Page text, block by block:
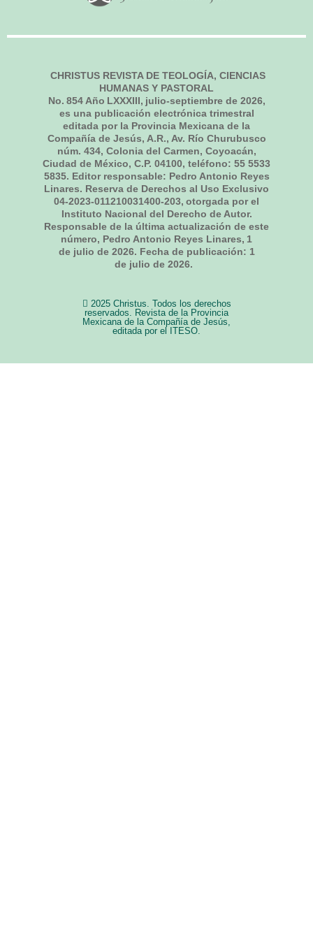
CHRISTUS REVISTA DE TEOLOGÍA, CIENCIAS
HUMANAS Y PASTORAL
No. 854Año LXXXIII, julio-septiembre de 2026,
es una publicación electrónica trimestral
editada por la Provincia Mexicana de la
Compañía de Jesús, A.R., Av. Río Churubusco
núm. 434, Colonia del Carmen, Coyoacán,
Ciudad de México, C.P. 04100, teléfono: 55 5533
5835. Editor responsable: Pedro Antonio Reyes
Linares. Reserva de Derechos al Uso Exclusivo
04-2023-011210031400-203, otorgada por el
Instituto Nacional del Derecho de Autor.
Responsable de la última actualización de este
número, Pedro Antonio Reyes Linares, 1
de julio de 2026. Fecha de publicación: 1
de julio de 2026.
2025 Christus. Todos los derechos
reservados. Revista de la Provincia
Mexicana de la Compañía de Jesús,
editada por el ITESO.